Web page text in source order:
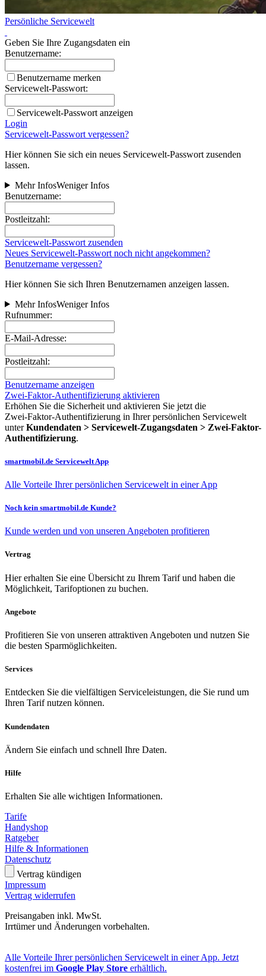
Persönliche Servicewelt
Geben Sie Ihre Zugangsdaten ein
Benutzername:
Benutzername merken
Servicewelt-Passwort:
Servicewelt-Passwort anzeigen
Login
Servicewelt-Passwort vergessen?
Hier können Sie sich ein neues Servicewelt-Passwort zusenden
lassen.
Mehr InfosWeniger Infos
Benutzername:
Postleitzahl:
Servicewelt-Passwort zusenden
Neues Servicewelt-Passwort noch nicht angekommen?
Benutzername vergessen?
Hier können Sie sich Ihren Benutzernamen anzeigen lassen.
Mehr InfosWeniger Infos
Rufnummer:
E-Mail-Adresse:
Postleitzahl:
Benutzername anzeigen
Zwei-Faktor-Authentifizierung aktivieren
Erhöhen Sie die Sicherheit und aktivieren Sie jetzt die
Zwei‑Faktor‑Authentifizierung in Ihrer persönlichen Servicewelt
unterKundendaten > Servicewelt-Zugangsdaten > Zwei-Faktor-
Authentifizierung.
smartmobil.de Servicewelt App
Alle Vorteile Ihrer persönlichen Servicewelt in einer App
Noch kein smartmobil.de Kunde?
Kunde werden und von unseren Angeboten profitieren
Vertrag
Hier erhalten Sie eine Übersicht zu Ihrem Tarif und haben die
Möglichkeit, Tarifoptionen zu buchen.
Angebote
Profitieren Sie von unseren attraktiven Angeboten und nutzen Sie
die besten Sparmöglichkeiten.
Services
Entdecken Sie die vielfältigen Serviceleistungen, die Sie rund um
Ihren Tarif nutzen können.
Kundendaten
Ändern Sie einfach und schnell Ihre Daten.
Hilfe
Erhalten Sie alle wichtigen Informationen.
Tarife
Handyshop
Ratgeber
Hilfe & Informationen
Datenschutz
Vertrag kündigen
Impressum
Vertrag widerrufen
Preisangaben inkl. MwSt.
Irrtümer und Änderungen vorbehalten.
Alle Vorteile Ihrer persönlichen Servicewelt in einer App. Jetzt
kostenfrei im Google Play Store erhältlich.